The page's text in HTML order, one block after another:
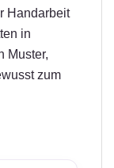
Handarbeit
in
Muster,
zum